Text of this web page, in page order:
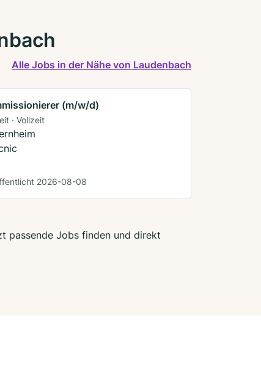
Alle Jobs in der Nähe von Laudenbach
(m/w/d)
· Vollzeit
2026-08-08
passende Jobs finden und direkt